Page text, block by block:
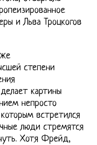
и Льва Троцкогов
степени
картины
непросто
встретился
люди стремятся
Хотя Фрейд,